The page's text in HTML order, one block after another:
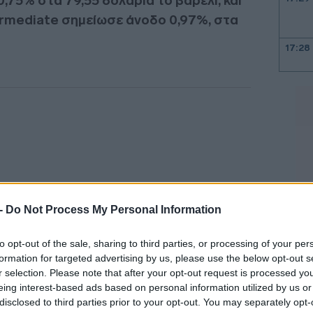
Do Not Process My Personal Information
opt-out of the sale, sharing to third parties, or processing of your
for targeted advertising by us, please use the below opt-out
selection. Please note that after your opt-out request is processed
interest-based ads based on personal information utilized by us
to third parties prior to your opt-out. You may separately
σημείωσε άνοδο 0,97%, στα
μνημόνιο κατανόησης με το Ιράν δεν
17:28
16:53